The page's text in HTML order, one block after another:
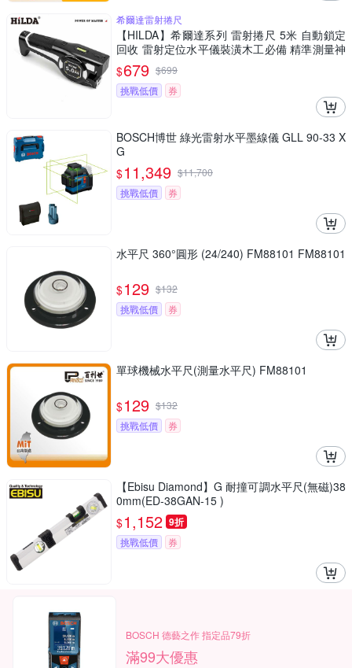
希爾達雷射捲尺
【HILDA】希爾達系列 雷射捲尺 5米 自動鎖定
回收 雷射定位水平儀裝潢木工必備 精準測量神
器
$679 $699
挑戰低價
券
BOSCH博世 綠光雷射水平墨線儀 GLL 90-33 X
G
$11,349 $11,700
挑戰低價
券
水平尺 360°圓形 (24/240) FM88101 FM88101
$129 $132
挑戰低價
券
單球機械水平尺(測量水平尺) FM88101
$129 $132
挑戰低價
券
【Ebisu Diamond】G 耐撞可調水平尺(無磁)38
0mm(ED-38GAN-15 )
$1,152 9折
挑戰低價 券
BOSCH 德藝之作 指定品79折
滿99大優惠